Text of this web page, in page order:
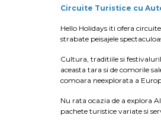
Sebes
Sibiu
Sighisoara
Sinaia
Slatina
Slobozia
Targu Jiu
Circuite Turistice cu
Hello Holidays iti ofera
strabate peisajele
Cultura, traditiile si
aceasta tara si de comorile
comoara neexplorata a
Nu rata ocazia de a explora
pachete turistice variate si